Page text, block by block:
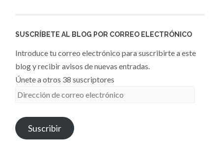
SUSCRÍBETE AL BLOG POR CORREO ELECTRÓNICO
Introduce tu correo electrónico para suscribirte a este
blog y recibir avisos de nuevas entradas.
Únete a otros 38 suscriptores
Dirección
correo
electrónico
Suscribir